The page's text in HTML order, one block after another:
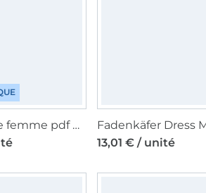
Patron robe femme pdf Mary Lou Fadenkäfer, en français
13,01 € / unité